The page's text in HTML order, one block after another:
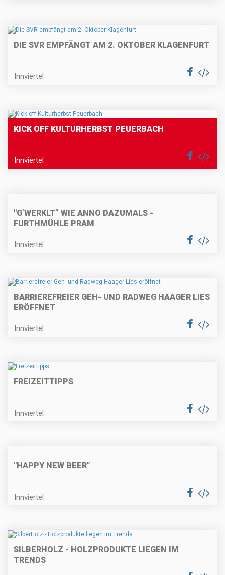
DIE SVR EMPFÄNGT AM 2. OKTOBER KLAGENFURT
Innviertel
KICK OFF KULTURHERBST PEUERBACH
Innviertel
"G’WERKLT” WIE ANNO DAZUMALS -
FURTHMÜHLE PRAM
Innviertel
BARRIEREFREIER GEH- UND RADWEG HAAGER LIES
ERÖFFNET
Innviertel
FREIZEITTIPPS
Innviertel
"HAPPY NEW BEER”
Innviertel
SILBERHOLZ - HOLZPRODUKTE LIEGEN IM
TRENDS